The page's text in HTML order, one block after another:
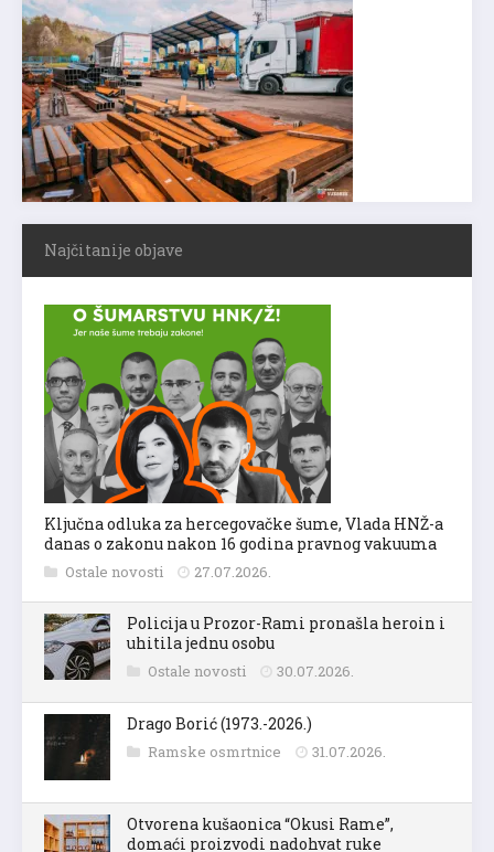
Najčitanije objave
Ključna odluka za hercegovačke šume, Vlada HNŽ-a
danas o zakonu nakon 16 godina pravnog vakuuma
Ostale novosti 27.07.2026.
Policija u Prozor-Rami pronašla heroin i
uhitila jednu osobu
Ostale novosti 30.07.2026.
Drago Borić (1973.-2026.)
Ramske osmrtnice 31.07.2026.
Otvorena kušaonica “Okusi Rame”,
domaći proizvodi nadohvat ruke